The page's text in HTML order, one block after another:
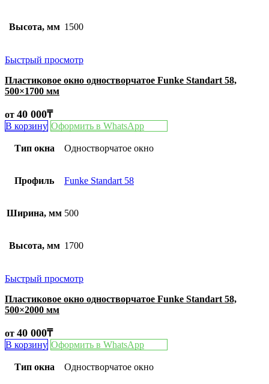
Высота, мм 1500
Быстрый просмотр
Пластиковое окно одностворчатое Funke Standart 58,
500×1700 мм
от 40 000₸
В корзину Оформить в WhatsApp
Тип окна Одностворчатое окно
Профиль Funke Standart 58
Ширина, мм 500
Высота, мм 1700
Быстрый просмотр
Пластиковое окно одностворчатое Funke Standart 58,
500×2000 мм
от 40 000₸
В корзину Оформить в WhatsApp
Тип окна Одностворчатое окно